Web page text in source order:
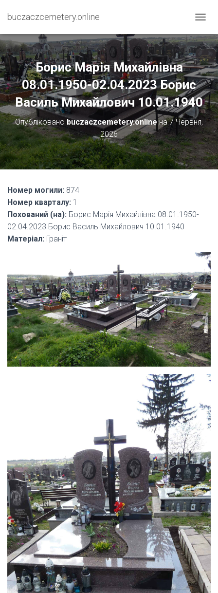
buczaczcemetery.online
Е
Р
М
К
Н
У
Т
И
Н
А
В
І
Г
Борис Марія Михайлівна
08.01.1950-02.04.2023 Борис
Василь Михайлович 10.01.1940
Опубліковано buczaczcemetery.onlineна7 Червня,
2026
Номер могили: 874
Номер кварталу: 1
Похований (на): Борис Марія Михайлівна 08.01.1950-
02.04.2023 Борис Василь Михайлович 10.01.1940
Матеріал: Граніт